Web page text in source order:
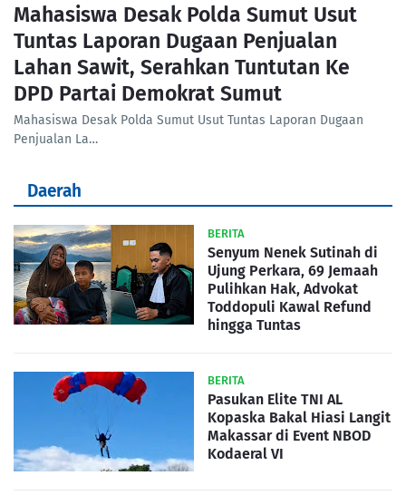
Mahasiswa Desak Polda Sumut Usut
Tuntas Laporan Dugaan Penjualan
Lahan Sawit, Serahkan Tuntutan Ke
DPD Partai Demokrat Sumut
Mahasiswa Desak Polda Sumut Usut Tuntas Laporan Dugaan
Penjualan La…
Daerah
BERITA
Senyum Nenek Sutinah di
Ujung Perkara, 69 Jemaah
Pulihkan Hak, Advokat
Toddopuli Kawal Refund
hingga Tuntas
BERITA
Pasukan Elite TNI AL
Kopaska Bakal Hiasi Langit
Makassar di Event NBOD
Kodaeral VI